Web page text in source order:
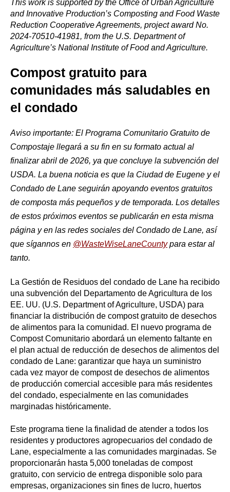
This work is supported by the Office of Urban Agriculture
and Innovative Production’s Composting and Food Waste
Reduction Cooperative Agreements, project award No.
2024-70510-41981, from the U.S. Department of
Agriculture’s National Institute of Food and Agriculture.
Compost gratuito para
comunidades más saludables en
el condado
Aviso importante: El Programa Comunitario Gratuito de
Compostaje llegará a su fin en su formato actual al
finalizar abril de 2026, ya que concluye la subvención del
USDA. La buena noticia es que la Ciudad de Eugene y el
Condado de Lane seguirán apoyando eventos gratuitos
de composta más pequeños y de temporada. Los detalles
de estos próximos eventos se publicarán en esta misma
página y en las redes sociales del Condado de Lane, así
que sígannos en @WasteWiseLaneCountypara estar al
tanto.
La Gestión de Residuos del condado de Lane ha recibido
una subvención del Departamento de Agricultura de los
EE. UU. (U.S. Department of Agriculture, USDA) para
financiar la distribución de compost gratuito de desechos
de alimentos para la comunidad. El nuevo programa de
Compost Comunitario abordará un elemento faltante en
el plan actual de reducción de desechos de alimentos del
condado de Lane: garantizar que haya un suministro
cada vez mayor de compost de desechos de alimentos
de producción comercial accesible para más residentes
del condado, especialmente en las comunidades
marginadas históricamente.
Este programa tiene la finalidad de atender a todos los
residentes y productores agropecuarios del condado de
Lane, especialmente a las comunidades marginadas. Se
proporcionarán hasta 5,000 toneladas de compost
gratuito, con servicio de entrega disponible solo para
empresas, organizaciones sin fines de lucro, huertos